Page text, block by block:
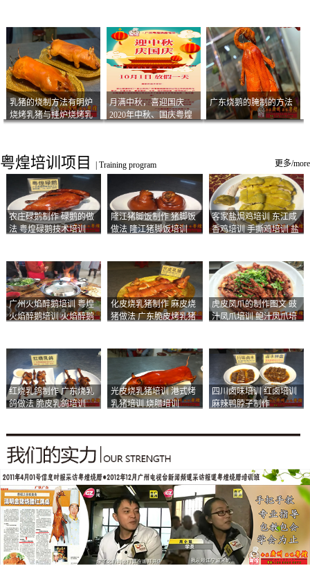
乳猪的烧制方法有明炉
烧烤乳猪与挂炉烧烤乳
月满中秋，喜迎国庆
2020年中秋、国庆粤煌
广东烧鹅的腌制的方法
粤煌培训项目 Training program 更多/more
农庄碌鹅制作 碌鹅的做
法 粤煌碌鹅技术培训
隆江猪脚饭制作 猪脚饭
做法 隆江猪脚饭培训
客家盐焗鸡培训 东江咸
香鸡培训 手撕鸡培训 盐
广州火焰醉鹅培训 粤煌
火焰醉鹅培训 火焰醉鹅
化皮烧乳猪制作 麻皮烧
猪做法 广东脆皮烤乳猪
虎皮凤爪的制作图文 豉
汁凤爪培训 鲍汁凤爪培
红烧乳鸽制作 广东烧乳
鸽做法 脆皮乳鸽培训
光皮烧乳猪培训 港式烤
乳猪培训 烧腊培训
四川卤味培训 红卤培训
麻辣鸭脖子制作